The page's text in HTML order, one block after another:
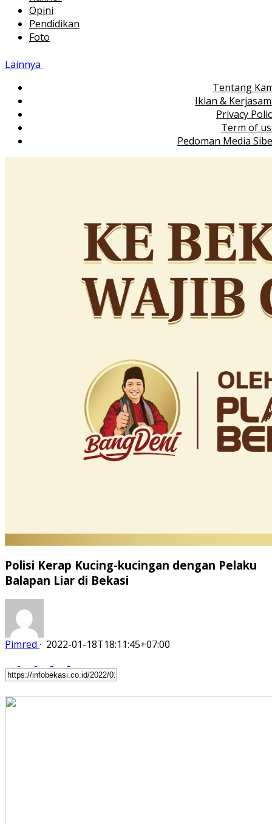
Opini
Pendidikan
Foto
Lainnya
Tentang
Iklan &
Privacy
Term of
Pedoman Media
Polisi Kerap Kucing-kucingan dengan Pelaku
Balapan Liar di Bekasi
Pimred · 2022-01-18T18:11:45+07:00